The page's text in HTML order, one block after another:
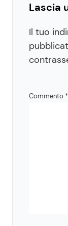
Lascia
Il tuo
Commento *